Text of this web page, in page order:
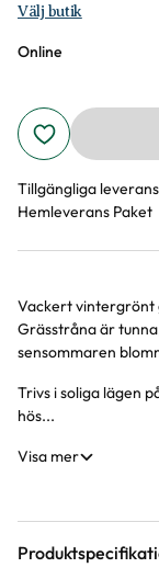
Välj butik
Online
Tillgängliga
Hemleverans Paket
Vackert vintergrönt
Grässtråna är
sensommaren
Trivs i soliga lägen
hös...
Visa mer